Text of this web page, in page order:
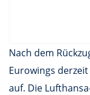
Nach dem
Eurowings
auf. Die